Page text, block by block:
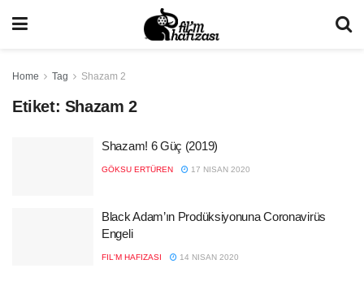
Home Tag Shazam 2
Etiket: Shazam 2
Shazam! 6 Güç (2019)
GÖKSU ERTÜREN 17 NISAN 2020
Black Adam’ın Prodüksiyonuna Coronavirüs
Engeli
FIL'M HAFIZASI 14 NISAN 2020